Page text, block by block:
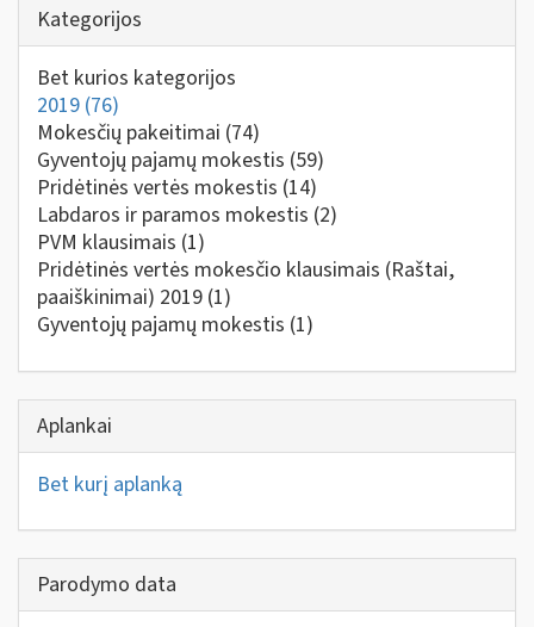
Kategorijos
Bet kurios kategorijos
2019 (76)
Mokesčių pakeitimai (74)
Gyventojų pajamų mokestis (59)
Pridėtinės vertės mokestis (14)
Labdaros ir paramos mokestis (2)
PVM klausimais (1)
Pridėtinės vertės mokesčio klausimais (Raštai,
paaiškinimai) 2019 (1)
Gyventojų pajamų mokestis (1)
Aplankai
Bet kurį aplanką
Parodymo data